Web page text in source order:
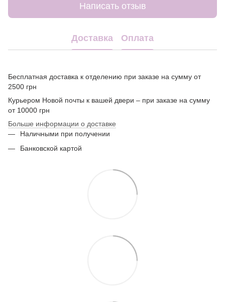
Написать отзыв
Доставка Оплата
Бесплатная доставка к отделению при заказе на сумму от
2500 грн
Курьером Новой почты к вашей двери – при заказе на сумму
от 10000 грн
Больше информации о доставке
Наличными при получении
Банковской картой